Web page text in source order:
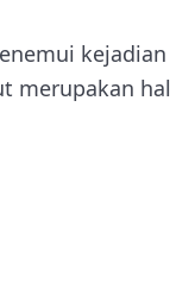
kejadian
merupakan hal